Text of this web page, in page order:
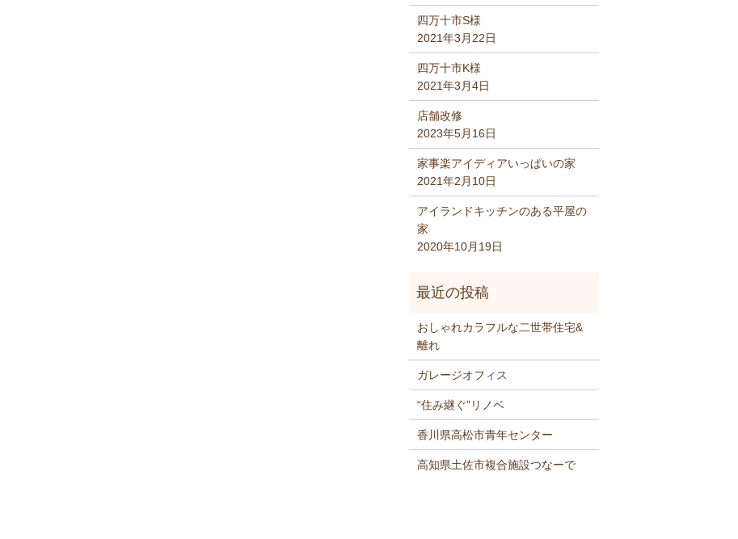
四万十市S様
2021年3月22日
四万十市K様
2021年3月4日
店舗改修
2023年5月16日
家事楽アイディアいっぱいの家
2021年2月10日
アイランドキッチンのある平屋の
家
2020年10月19日
おしゃれカラフルな二世帯住宅&
離れ
ガレージオフィス
“住み継ぐ”リノベ
香川県高松市青年センター
高知県土佐市複合施設つなーで